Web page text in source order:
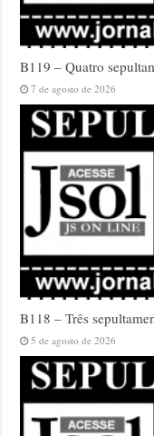
B119 – Quatro
7 de agosto de 2026
B118 – Três
5 de agosto de 2026